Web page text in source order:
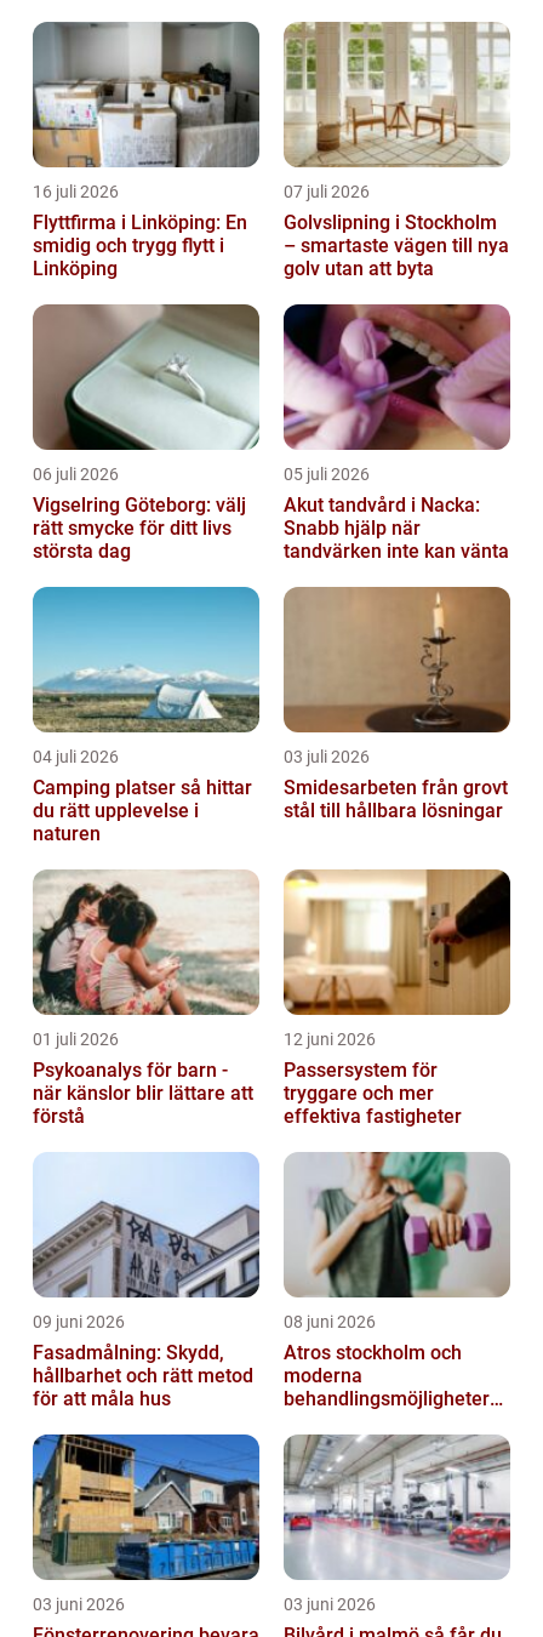
16 juli 2026
Flyttfirma i Linköping: En
smidig och trygg flytt i
Linköping
07 juli 2026
Golvslipning i Stockholm
– smartaste vägen till nya
golv utan att byta
06 juli 2026
Vigselring Göteborg: välj
rätt smycke för ditt livs
största dag
05 juli 2026
Akut tandvård i Nacka:
Snabb hjälp när
tandvärken inte kan vänta
04 juli 2026
Camping platser så hittar
du rätt upplevelse i
naturen
03 juli 2026
Smidesarbeten från grovt
stål till hållbara lösningar
01 juli 2026
Psykoanalys för barn -
när känslor blir lättare att
förstå
12 juni 2026
Passersystem för
tryggare och mer
effektiva fastigheter
09 juni 2026
Fasadmålning: Skydd,
hållbarhet och rätt metod
för att måla hus
08 juni 2026
Atros stockholm och
moderna
behandlingsmöjligheter
03 juni 2026 03 juni 2026